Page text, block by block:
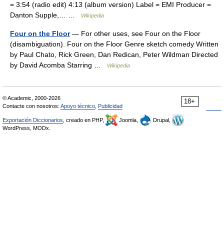
= 3:54 (radio edit) 4:13 (album version) Label = EMI Producer =
Danton Supple,… …
Wikipedia
Four on the Floor— For other uses, see Four on the Floor
(disambiguation). Four on the Floor Genre sketch comedy Written
by Paul Chato, Rick Green, Dan Redican, Peter Wildman Directed
by David Acomba Starring …
Wikipedia
18+
© Academic, 2000-2026
Contacte con nosotros: Apoyo técnico Publicidad
Exportación Diccionarios , creado en PHP, Joomla,
Drupal,
WordPress, MODx.